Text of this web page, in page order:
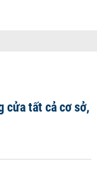
cửa tất cả cơ sở,